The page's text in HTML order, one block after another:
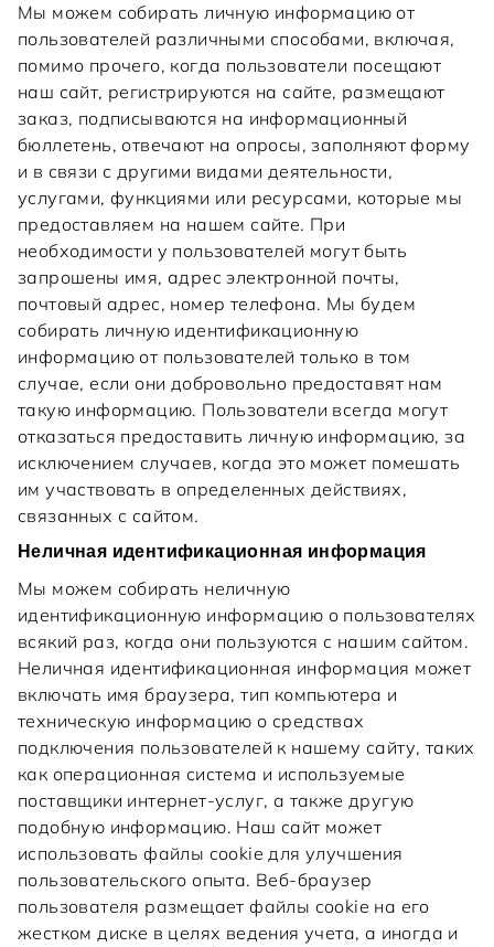
Мы можем собирать личную информацию от
пользователей различными способами, включая,
помимо прочего, когда пользователи посещают
наш сайт, регистрируются на сайте, размещают
заказ, подписываются на информационный
бюллетень, отвечают на опросы, заполняют форму
и в связи с другими видами деятельности,
услугами, функциями или ресурсами, которые мы
предоставляем на нашем сайте. При
необходимости у пользователей могут быть
запрошены имя, адрес электронной почты,
почтовый адрес, номер телефона. Мы будем
собирать личную идентификационную
информацию от пользователей только в том
случае, если они добровольно предоставят нам
такую информацию. Пользователи всегда могут
отказаться предоставить личную информацию, за
исключением случаев, когда это может помешать
им участвовать в определенных действиях,
связанных с сайтом.
Неличная идентификационная информация
Мы можем собирать неличную
идентификационную информацию о пользователях
всякий раз, когда они пользуются с нашим сайтом.
Неличная идентификационная информация может
включать имя браузера, тип компьютера и
техническую информацию о средствах
подключения пользователей к нашему сайту, таких
как операционная система и используемые
поставщики интернет-услуг, а также другую
подобную информацию. Наш сайт может
использовать файлы cookie для улучшения
пользовательского опыта. Веб-браузер
пользователя размещает файлы cookie на его
жестком диске в целях ведения учета, а иногда и